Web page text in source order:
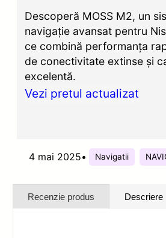
Descoperă MOSS M2, un
navigație avansat pentru
ce combină performanța
de conectivitate extinse și
excelentă.
Vezi pretul actualizat
4 mai 2025• Navigatii
Recenzie produs Descriere